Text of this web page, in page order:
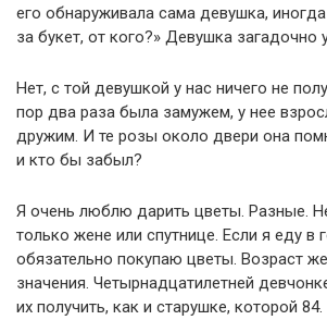
его обнаруживала сама девушка,
за букет, от кого?» Девушка загадочно
Нет, с той девушкой у нас ничего не
пор два раза была замужем, у нее
дружим. И те розы около двери она
и кто бы забыл?
Я очень люблю дарить цветы. Разные.
только жене или спутнице. Если я еду в
обязательно покупаю цветы. Возраст
значения. Четырнадцатилетней
их получить, как и старушке, которой